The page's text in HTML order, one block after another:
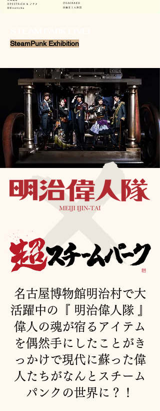
SteamPunk Exhibition
名古屋博物館明治村で大
活躍中の『 明治偉人隊 』
偉人の魂が宿るアイテム
を偶然手にしたことがき
っかけで現代に蘇った偉
人たちがなんとスチーム
パンクの世界に？！